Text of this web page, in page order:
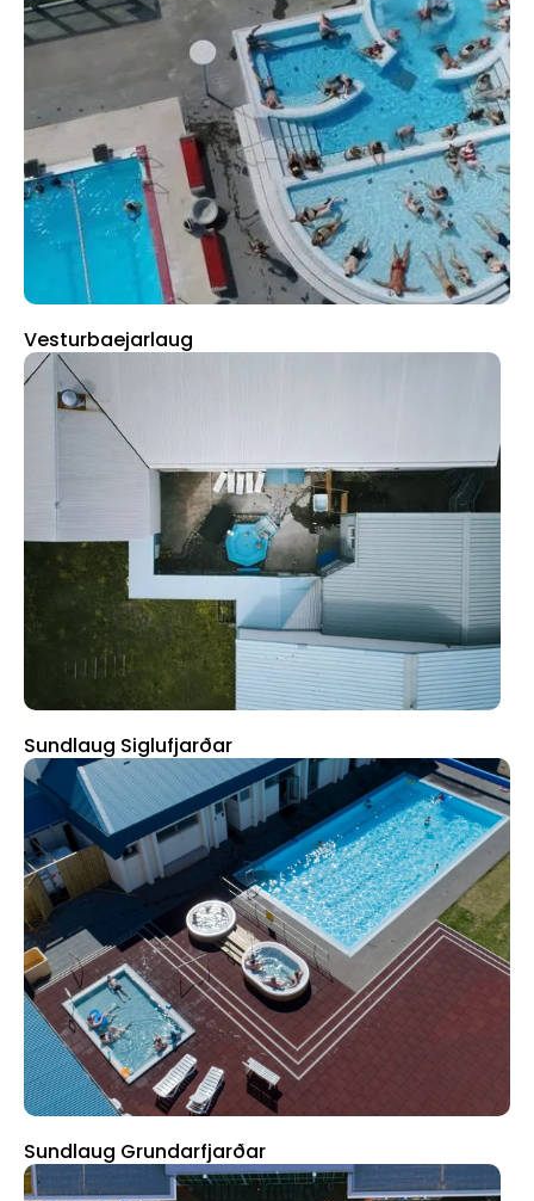
Vesturbaejarlaug
Sundlaug Siglufjarðar
Sundlaug Grundarfjarðar